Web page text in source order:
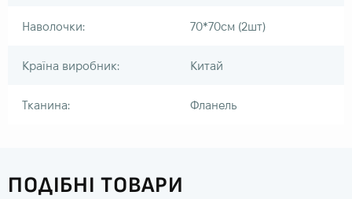
Наволочки: 70*70см (2шт)
Країна виробник: Китай
Тканина: Фланель
ПОДІБНІ ТОВАРИ